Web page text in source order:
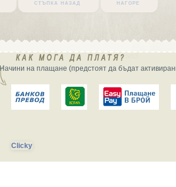
стъпка назад нагоре
Начини на плащане (предстоят да бъдат
Clicky